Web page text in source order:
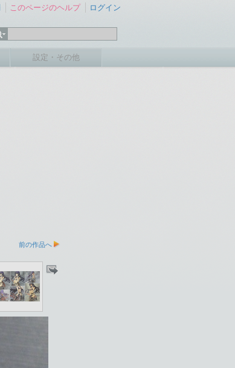
このページのヘルプ ログイン
設定・その他
前の作品へ